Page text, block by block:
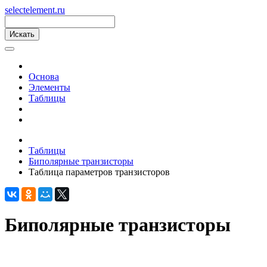
selectelement.ru
Основа
Элементы
Таблицы
Таблицы
Биполярные транзисторы
Таблица параметров транзисторов
Биполярные транзисторы